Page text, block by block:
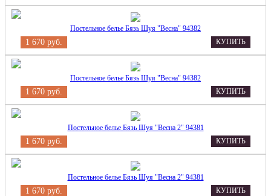
Постельное белье Бязь Шуя "Весна" 94382
1 670 руб. КУПИТЬ
Постельное белье Бязь Шуя "Весна" 94382
1 670 руб. КУПИТЬ
Постельное белье Бязь Шуя "Весна 2" 94381
1 670 руб. КУПИТЬ
Постельное белье Бязь Шуя "Весна 2" 94381
1 670 руб. КУПИТЬ